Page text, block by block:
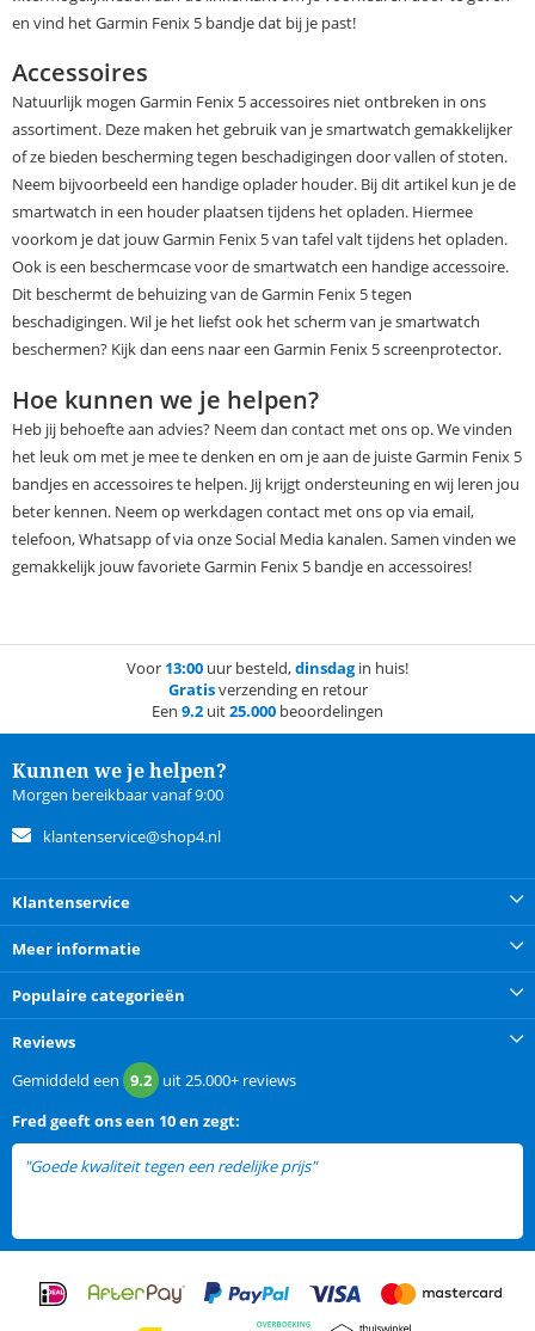
en vind het Garmin Fenix 5 bandje dat bij je past!
Accessoires
Natuurlijk mogen Garmin Fenix 5 accessoires niet ontbreken in ons
assortiment. Deze maken het gebruik van je smartwatch gemakkelijker
of ze bieden bescherming tegen beschadigingen door vallen of stoten.
Neem bijvoorbeeld een handige oplader houder. Bij dit artikel kun je de
smartwatch in een houder plaatsen tijdens het opladen. Hiermee
voorkom je dat jouw Garmin Fenix 5 van tafel valt tijdens het opladen.
Ook is een beschermcase voor de smartwatch een handige accessoire.
Dit beschermt de behuizing van de Garmin Fenix 5 tegen
beschadigingen. Wil je het liefst ook het scherm van je smartwatch
beschermen? Kijk dan eens naar een Garmin Fenix 5 screenprotector.
Hoe kunnen we je helpen?
Heb jij behoefte aan advies? Neem dan contact met ons op. We vinden
het leuk om met je mee te denken en om je aan de juiste Garmin Fenix 5
bandjes en accessoires te helpen. Jij krijgt ondersteuning en wij leren jou
beter kennen. Neem op werkdagen contact met ons op via email,
telefoon, Whatsapp of via onze Social Media kanalen. Samen vinden we
gemakkelijk jouw favoriete Garmin Fenix 5 bandje en accessoires!
Voor 13:00 uur besteld,dinsdagin huis!
Gratisverzending en retour
Een 9.2 uit25.000 beoordelingen
Kunnen we je helpen?
Morgen bereikbaar vanaf 9:00
klantenservice@shop4.nl
Klantenservice
Meer informatie
Populaire categorieën
Reviews
Gemiddeld een 9.2 uit25.000+ reviews
Fredgeeft ons een 10 en zegt:
"Goede kwaliteit tegen een redelijke prijs"